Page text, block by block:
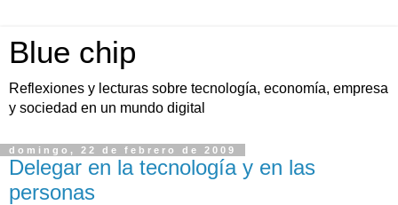
Blue chip
Reflexiones y lecturas sobre tecnología, economía, empresa
y sociedad en un mundo digital
domingo, 22 de febrero de 2009
Delegar en la tecnología y en las
personas